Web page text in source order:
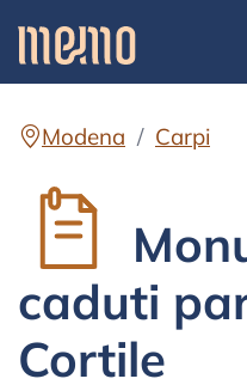
Modena Carpi
caduti
Cortile